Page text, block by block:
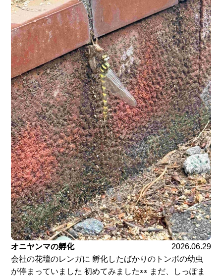
オニヤンマの孵化
2026.06.29
会社の花壇のレンガに 孵化したばかりのトンボの幼虫
が停まっていました 初めてみました👀 まだ、しっぽま